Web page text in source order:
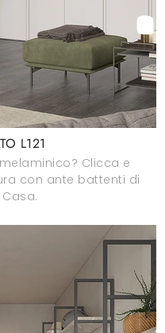
L121
Clicca e
con ante battenti di